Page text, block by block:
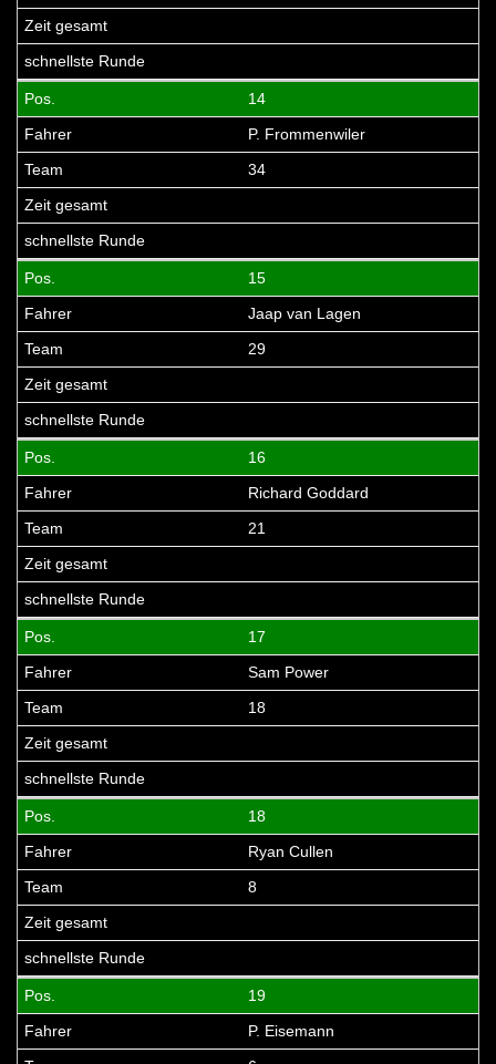
14
P. Frommenwiler
34
15
Jaap van Lagen
29
16
Richard Goddard
21
17
Sam Power
18
18
Ryan Cullen
8
19
P. Eisemann